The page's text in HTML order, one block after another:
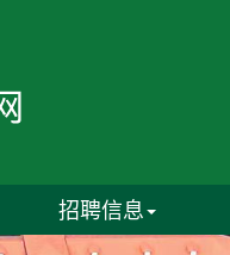
招聘信息